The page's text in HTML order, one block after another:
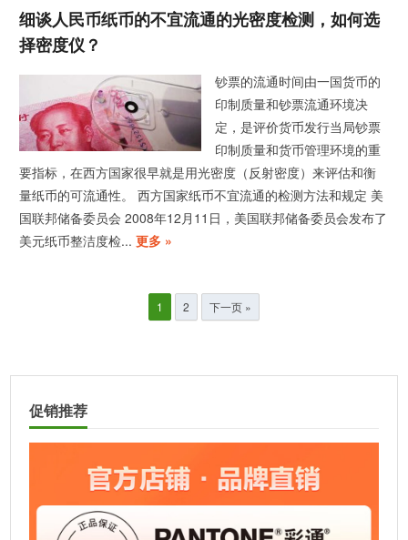
细谈人民币纸币的不宜流通的光密度检测，如何选
择密度仪？
钞票的流通时间由一国货币的
印制质量和钞票流通环境决
定，是评价货币发行当局钞票
印制质量和货币管理环境的重
要指标，在西方国家很早就是用光密度（反射密度）来评估和衡
量纸币的可流通性。 西方国家纸币不宜流通的检测方法和规定 美
国联邦储备委员会 2008年12月11日，美国联邦储备委员会发布了
美元纸币整洁度检...更多 »
页
1 2 下一页 »
促销推荐